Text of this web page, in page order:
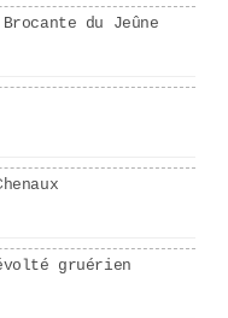
du Jeûne
gruérien